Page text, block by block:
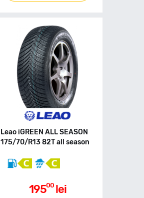
Leao iGREEN ALL SEASON
175/70/R13 82T all season
19500 lei